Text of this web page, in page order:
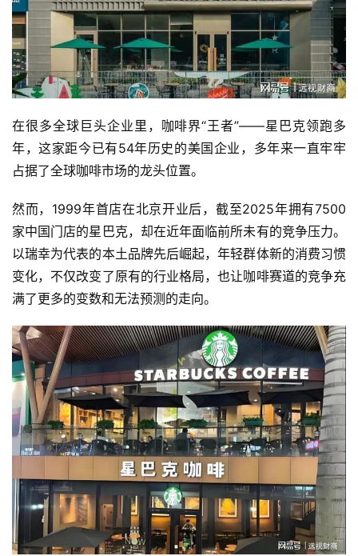
在很多全球巨头企业里，咖啡界“王者”——星巴克领跑多
年，这家距今已有54年历史的美国企业，多年来一直牢牢
占据了全球咖啡市场的龙头位置。
然而，1999年首店在北京开业后，截至2025年拥有7500
家中国门店的星巴克，却在近年面临前所未有的竞争压力。
以瑞幸为代表的本土品牌先后崛起，年轻群体新的消费习惯
变化，不仅改变了原有的行业格局，也让咖啡赛道的竞争充
满了更多的变数和无法预测的走向。